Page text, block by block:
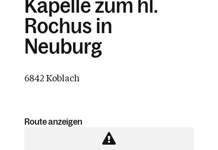
Kapelle zum hl.
Rochus in
Neuburg
6842 Koblach
Route anzeigen